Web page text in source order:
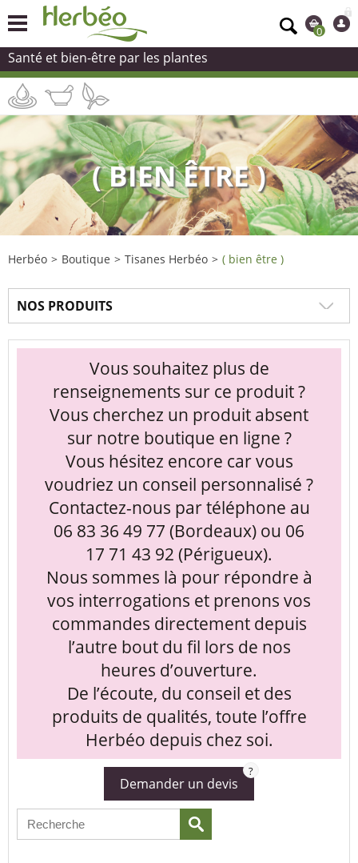
0
Santé et bien-être par les plantes
( BIEN ÊTRE )
Herbéo > Boutique > Tisanes Herbéo > ( bien être )
NOS PRODUITS
Vous souhaitez plus de
renseignements sur ce produit ?
Vous cherchez un produit absent
sur notre boutique en ligne ?
Vous hésitez encore car vous
voudriez un conseil personnalisé ?
Contactez-nous par téléphone au
06 83 36 49 77 (Bordeaux) ou 06
17 71 43 92 (Périgueux).
Nous sommes là pour répondre à
vos interrogations et prenons vos
commandes directement depuis
l’autre bout du fil lors de nos
heures d’ouverture.
De l’écoute, du conseil et des
produits de qualités, toute l’offre
Herbéo depuis chez soi.
Demander un devis
?